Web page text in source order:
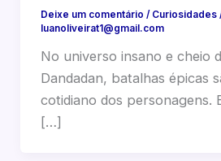
Deixe um comentário / Curiosidades
luanoliveirat1@gmail.com
No universo insano e cheio
Dandadan, batalhas épicas
cotidiano dos personagens.
[…]